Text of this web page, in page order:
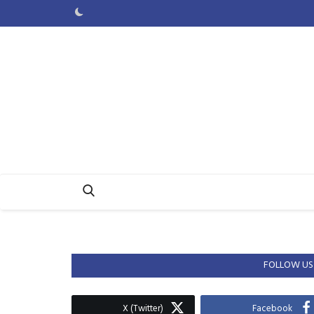
FOLLOW US
Facebook
X (Twitter)